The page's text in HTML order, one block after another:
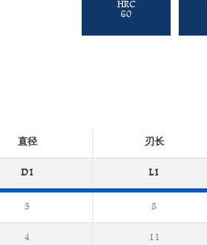
HRC
60
直径 刃长
D1 L1
3 8
4 11